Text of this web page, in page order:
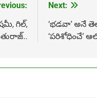
గిల్,
Next:
‘భడవా’ అనే
‘పరిశోధించే’